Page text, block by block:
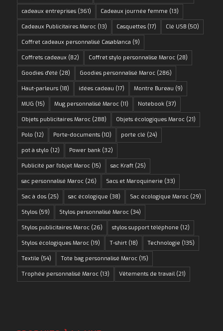
cadeaux entreprises(361) Cadeaux journée femme (13)
Cadeaux Publicitaires Maroc(13) Casquettes(17) Clé USB(50)
Coffret cadeaux personnalisé Casablanca (9)
Coffrets cadeaux (82) Coffret stylo personnalise Maroc(28)
Goodies d'été (28) Goodies personnalisé Maroc(286)
Haut-parleurs(18) idées cadeau (17) Montre Bureau (9)
MUG (15) Mug personnalisé Maroc(11) Notebook(37)
Objets publicitaires Maroc(288) Objets écologiques Maroc(21)
Polo (12) Porte-documents(10) porte clé (24)
pot à stylo (12) Power bank(32)
Publicité par l'objet Maroc(15) sac Kraft(25)
sac personnalisé Maroc(26) Sacs et Maroquinerie (33)
Sac à dos(25) sac écologique (38) Sac écologique Maroc(29)
Stylos(59) Stylos personnalisé Maroc(34)
Stylos publicitaires Maroc(26) stylos support téléphone (12)
Stylos écologiques Maroc(19) T-shirt(18) Technologie (135)
Textile (54) Tote bag personnalisé Maroc(15)
Trophée personnalisé Maroc(13) Vêtements de travail(21)